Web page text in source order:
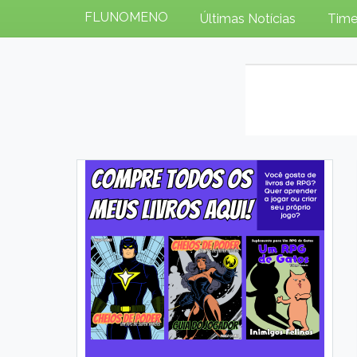
FLUNOMENO Últimas Notícias